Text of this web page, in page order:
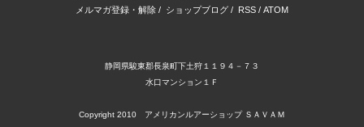
メルマガ登録・解除 / ショップブログ / RSS / ATOM
静岡県駿東郡長泉町下土狩１１９４－７３
水口マンション１Ｆ
Copyright 2010 アメリカンルアーショップ ＳＡＶＡＭ